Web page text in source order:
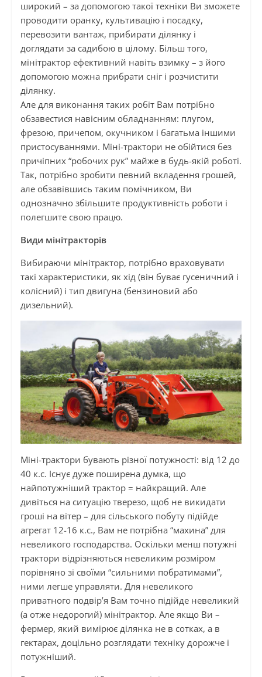
широкий – за допомогою такої техніки Ви зможете
проводити оранку, культивацію і посадку,
перевозити вантаж, прибирати ділянку і
доглядати за садибою в цілому. Більш того,
мінітрактор ефективний навіть взимку – з його
допомогою можна прибрати сніг і розчистити
ділянку.
Але для виконання таких робіт Вам потрібно
обзавестися навісним обладнанням: плугом,
фрезою, причепом, окучником і багатьма іншими
пристосуваннями. Міні-трактори не обійтися без
причіпних “робочих рук” майже в будь-якій роботі.
Так, потрібно зробити певний вкладення грошей,
але обзавівшись таким помічником, Ви
однозначно збільшите продуктивність роботи і
полегшите свою працю.
Види мінітракторів
Вибираючи мінітрактор, потрібно враховувати
такі характеристики, як хід (він буває гусеничний і
колісний) і тип двигуна (бензиновий або
дизельний).
Міні-трактори бувають різної потужності: від 12 до
40 к.с. Існує дуже поширена думка, що
найпотужніший трактор = найкращий. Але
дивіться на ситуацію тверезо, щоб не викидати
гроші на вітер – для сільського побуту підійде
агрегат 12-16 к.с., Вам не потрібна “махина” для
невеликого господарства. Оскільки менш потужні
трактори відрізняються невеликим розміром
порівняно зі своїми “сильними побратимами”,
ними легше управляти. Для невеликого
приватного подвір’я Вам точно підійде невеликий
(а отже недорогий) мінітрактор. Але якщо Ви –
фермер, який вимірює ділянка не в сотках, а в
гектарах, доцільно розглядати техніку дорожче і
потужніший.